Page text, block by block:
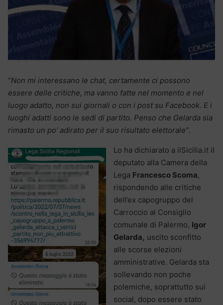
“Non mi interessano le chat, certamente ci possono
essere delle critiche, ma vanno fatte nel momento e nel
luogo adatto, non sui giornali o con i post su Facebook. E i
luoghi adatti sono le sedi di partito. Penso che Gelarda sia
rimasto un po’ adirato per il suo risultato elettorale”.
Lo ha dichiarato a ilSicilia.it il
deputato alla Camera della
Lega Francesco Scoma,
rispondendo alle critiche
dell’ex capogruppo del
Carroccio al Consiglio
comunale di Palermo, Igor
Gelarda, uscito sconfitto
alle scorse elezioni
amministrative. Gelarda sta
sollevando non poche
polemiche, soprattutto sui
social, dopo essere stato